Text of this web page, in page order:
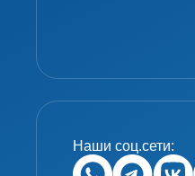
Наши соц.сети: